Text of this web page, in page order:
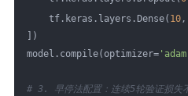
tf.keras.layers.Dense( 10,
])
model.compile(optimizer=
# 3. 早停法配置：连续5轮验证损失